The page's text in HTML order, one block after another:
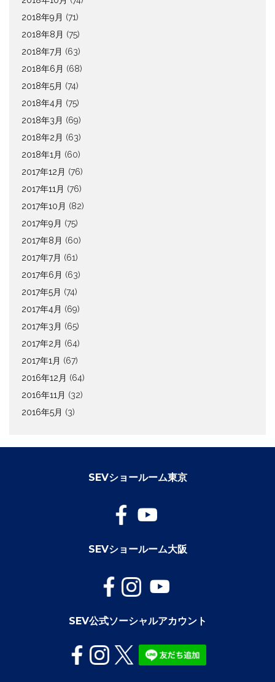
2018年9月 (71)
2018年8月 (75)
2018年7月 (63)
2018年6月 (68)
2018年5月 (74)
2018年4月 (75)
2018年3月 (69)
2018年2月 (63)
2018年1月 (60)
2017年12月 (76)
2017年11月 (76)
2017年10月 (82)
2017年9月 (75)
2017年8月 (60)
2017年7月 (61)
2017年6月 (63)
2017年5月 (74)
2017年4月 (69)
2017年3月 (65)
2017年2月 (64)
2017年1月 (67)
2016年12月 (64)
2016年11月 (32)
2016年5月 (3)
SEVショールーム東京
SEVショールーム大阪
SEV公式ソーシャルアカウント